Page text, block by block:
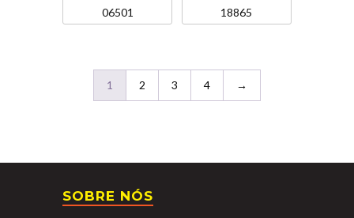
06501 18865
1 2 3 4 →
SOBRE NÓS